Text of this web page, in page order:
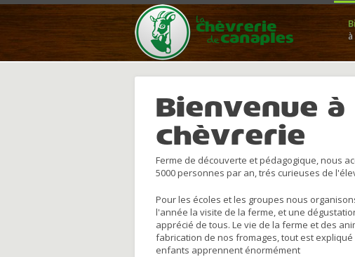
Bienvenue à
chèvrerie
Ferme de découverte et pédagogique, nous
5000 personnes par an, trés curieuses de
Pour les écoles et les groupes nous
l'année la visite de la ferme, et une
apprécié de tous. Le vie de la ferme et des
fabrication de nos fromages, tout est expliqué
enfants apprennent énormément